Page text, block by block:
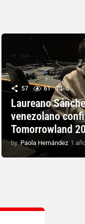
57 61 0
Laureano
venezolano
Tomorrowland
by Paola Hernández 1